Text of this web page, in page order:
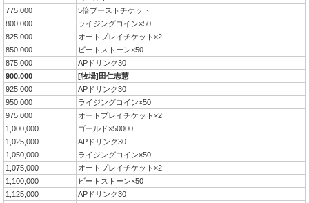
775,000
5倍ブーストチケット
800,000
ライジングコイン×50
825,000
オートプレイチケット×2
850,000
ビートストーン×50
875,000
APドリンク30
900,000
[牧場]田仁志慧
925,000
APドリンク30
950,000
ライジングコイン×50
975,000
オートプレイチケット×2
1,000,000
ゴールド×50000
1,025,000
APドリンク30
1,050,000
ライジングコイン×50
1,075,000
オートプレイチケット×2
1,100,000
ビートストーン×50
1,125,000
APドリンク30